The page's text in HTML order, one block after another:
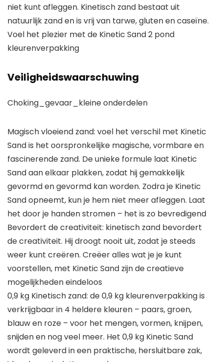
niet kunt afleggen. Kinetisch zand bestaat uit
natuurlijk zand en is vrij van tarwe, gluten en caseïne.
Voel het plezier met de Kinetic Sand 2 pond
kleurenverpakking
Veiligheidswaarschuwing
Choking_gevaar_kleine onderdelen
Magisch vloeiend zand: voel het verschil met Kinetic
Sand is het oorspronkelijke magische, vormbare en
fascinerende zand. De unieke formule laat Kinetic
Sand aan elkaar plakken, zodat hij gemakkelijk
gevormd en gevormd kan worden. Zodra je Kinetic
Sand opneemt, kun je hem niet meer afleggen. Laat
het door je handen stromen – het is zo bevredigend
Bevordert de creativiteit: kinetisch zand bevordert
de creativiteit. Hij droogt nooit uit, zodat je steeds
weer kunt creëren. Creëer alles wat je je kunt
voorstellen, met Kinetic Sand zijn de creatieve
mogelijkheden eindeloos
0,9 kg Kinetisch zand: de 0,9 kg kleurenverpakking is
verkrijgbaar in 4 heldere kleuren – paars, groen,
blauw en roze – voor het mengen, vormen, knijpen,
snijden en nog veel meer. Het 0,9 kg Kinetic Sand
wordt geleverd in een praktische, hersluitbare zak,